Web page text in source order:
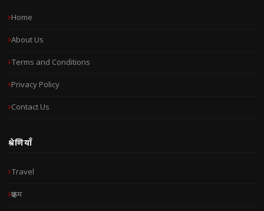
Home
About Us
Terms and Conditions
Privacy Policy
Contact Us
श्रेणियाँ
Travel
क्राइम